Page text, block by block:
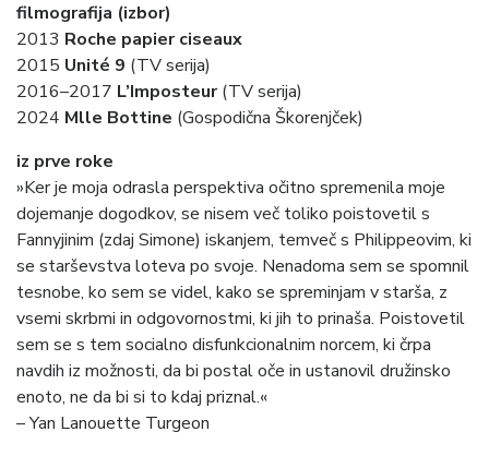
filmografija (izbor)
2013 Roche papier ciseaux
2015 Unité 9 (TV serija)
2016–2017 L’Imposteur(TV serija)
2024 Mlle Bottine (Gospodična Škorenjček)
iz prve roke
»Ker je moja odrasla perspektiva očitno spremenila moje
dojemanje dogodkov, se nisem več toliko poistovetil s
Fannyjinim (zdaj Simone) iskanjem, temveč s Philippeovim, ki
se starševstva loteva po svoje. Nenadoma sem se spomnil
tesnobe, ko sem se videl, kako se spreminjam v starša, z
vsemi skrbmi in odgovornostmi, ki jih to prinaša. Poistovetil
sem se s tem socialno disfunkcionalnim norcem, ki črpa
navdih iz možnosti, da bi postal oče in ustanovil družinsko
enoto, ne da bi si to kdaj priznal.«
– Yan Lanouette Turgeon